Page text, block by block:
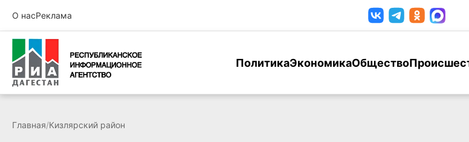
О насРеклама
ПолитикаЭкономикаОбщество
Главная/Кизлярский район